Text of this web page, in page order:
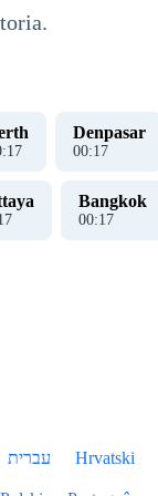
:18
Denpasar
00:18
Bangkok
00:18
עברית Hrvatski